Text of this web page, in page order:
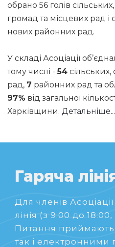
обрано 56 голів
громад та місцевих рад
нових районних рад.
У складі Асоціації
тому числі -54
рад, 7 районних рад та
97% від загальної
Харківщини. Детальніше...
Гаряча
Для членів
лінія (з 9:00 до
Питання
так і електронними